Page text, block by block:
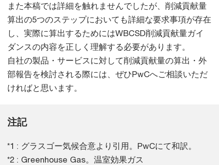
また本稿では詳細を触れませんでしたが、削減貢献量
算出の5つのステップにおいても詳細な要求事項が存在
し、実際に算出するためにはWBCSD削減貢献量ガイ
ダンスの内容を正しく理解する必要があります。
自社の製品・サービスに対して削減貢献量の算出・外
部報告を検討される際には、ぜひPwCへご相談いただ
ければと思います。
注記
*1 : グラスゴー気候合意より引用。PwCにて和訳。
*2 : Greenhouse Gas。温室効果ガス